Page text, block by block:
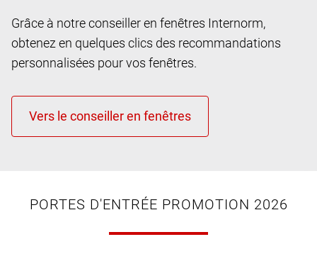
Grâce à notre conseiller en fenêtres Internorm,
obtenez en quelques clics des recommandations
personnalisées pour vos fenêtres.
PORTES D'ENTRÉE PROMOTION 2026